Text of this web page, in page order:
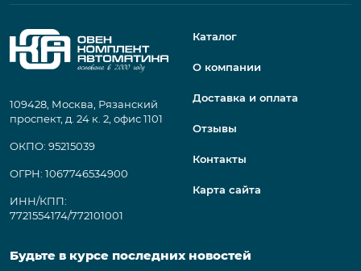
109428, Москва, Рязанский
проспект, д. 24 к. 2, офис 1101
ОКПО: 95215039
ОГРН: 1067746534900
ИНН/КПП:
7721554174/772101001
Каталог
О компании
Доставка и оплата
Отзывы
Контакты
Карта сайта
Будьте в курсе последних новостей